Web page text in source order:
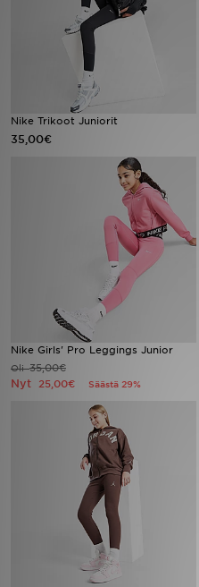
Nike Trikoot Juniorit
35,00€
Nike Girls' Pro Leggings Junior
Oli35,00€
Nyt 25,00€ Säästä 29%
Tuotemerkit
Inspiroidu
Lataa JD-sovellus
Minun viestini
Asiakaspalvelu ja tietoa